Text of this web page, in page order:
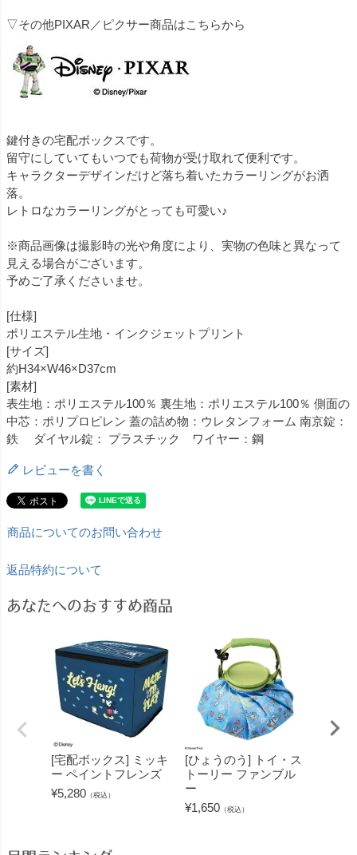
▽その他PIXAR／ピクサー商品はこちらから
鍵付きの宅配ボックスです。
留守にしていてもいつでも荷物が受け取れて便利です。
キャラクターデザインだけど落ち着いたカラーリングがお洒
落。
レトロなカラーリングがとっても可愛い♪
※商品画像は撮影時の光や角度により、実物の色味と異なって
見える場合がございます。
予めご了承くださいませ。
[仕様]
ポリエステル生地・インクジェットプリント
[サイズ]
約H34×W46×D37cm
[素材]
表生地：ポリエステル100％ 裏生地：ポリエステル100％ 側面の
中芯：ポリプロピレン 蓋の詰め物：ウレタンフォーム 南京錠：
鉄 ダイヤル錠： プラスチック ワイヤー：鋼
レビューを書く
商品についてのお問い合わせ
返品特約について
あなたへのおすすめ商品
[宅配ボックス] ミッキ
ー ペイントフレンズ
¥5,280 （税込）
[ひょうのう] トイ・ス
トーリー ファンブル
ー
¥1,650 （税込）